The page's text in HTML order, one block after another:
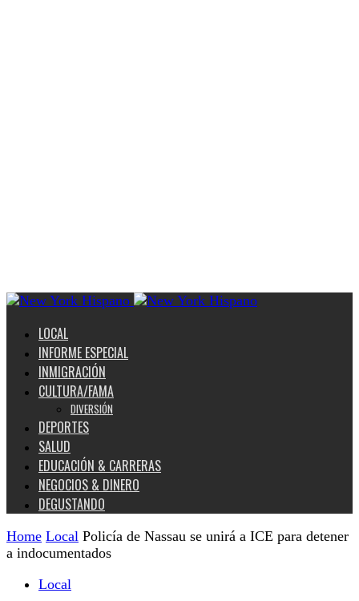
LOCAL
INFORME ESPECIAL
INMIGRACIÓN
CULTURA/FAMA
DIVERSIÓN
DEPORTES
SALUD
EDUCACIÓN & CARRERAS
NEGOCIOS & DINERO
DEGUSTANDO
Home Local Policía de Nassau se unirá a ICE para detener
a indocumentados
Local